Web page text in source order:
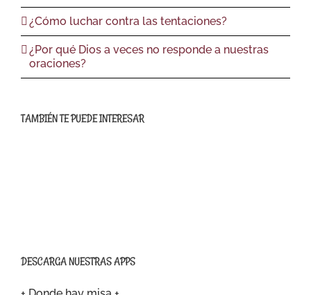
¿Cómo luchar contra las tentaciones?
¿Por qué Dios a veces no responde a nuestras
oraciones?
TAMBIÉN TE PUEDE INTERESAR
DESCARGA NUESTRAS APPS